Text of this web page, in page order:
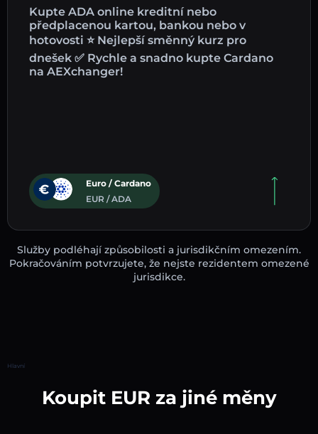
Kupte ADA online kreditní nebo
předplacenou kartou, bankou nebo v
hotovosti ⭐ Nejlepší směnný kurz pro
dnešek ✅ Rychle a snadno kupte Cardano
na AEXchanger!
Euro / Cardano
EUR / ADA
Služby podléhají způsobilosti a jurisdikčním omezením.
Pokračováním potvrzujete, že nejste rezidentem omezené
jurisdikce.
Hlavní
Koupit EUR za jiné měny